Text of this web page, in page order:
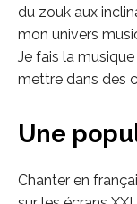
du zouk aux
mon univers
Je fais la
mettre dans des
Une
Chanter en